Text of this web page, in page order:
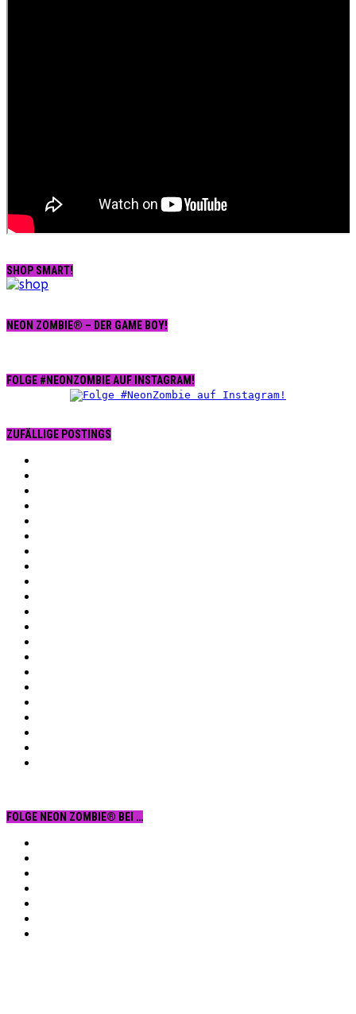
SHOP SMART!
NEON ZOMBIE® – DER GAME BOY!
FOLGE #NEONZOMBIE AUF INSTAGRAM!
ZUFÄLLIGE POSTINGS
FOLGE NEON ZOMBIE® BEI …